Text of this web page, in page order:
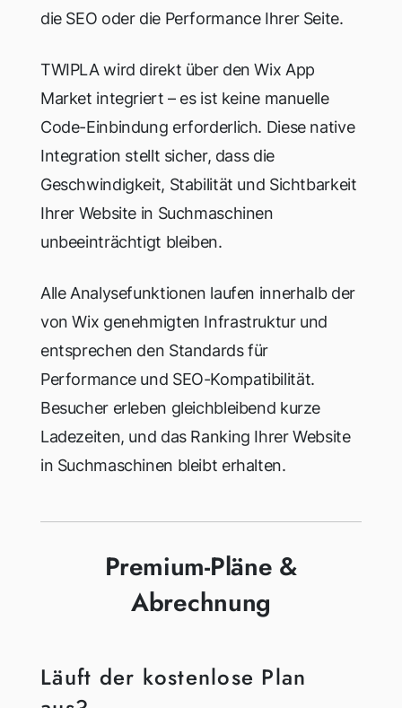
die SEO oder die Performance Ihrer Seite.
TWIPLA wird direkt über den Wix App
Market integriert – es ist keine manuelle
Code-Einbindung erforderlich. Diese native
Integration stellt sicher, dass die
Geschwindigkeit, Stabilität und Sichtbarkeit
Ihrer Website in Suchmaschinen
unbeeinträchtigt bleiben.
Alle Analysefunktionen laufen innerhalb der
von Wix genehmigten Infrastruktur und
entsprechen den Standards für
Performance und SEO-Kompatibilität.
Besucher erleben gleichbleibend kurze
Ladezeiten, und das Ranking Ihrer Website
in Suchmaschinen bleibt erhalten.
Premium-Pläne &
Abrechnung
Läuft der kostenlose Plan